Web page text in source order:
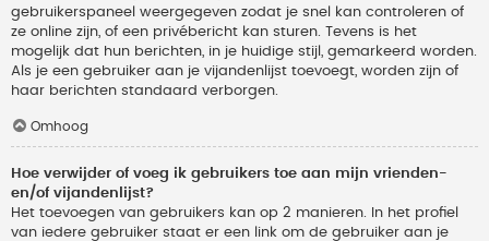
gebruikerspaneel weergegeven zodat je snel kan controleren of
ze online zijn, of een privébericht kan sturen. Tevens is het
mogelijk dat hun berichten, in je huidige stijl, gemarkeerd worden.
Als je een gebruiker aan je vijandenlijst toevoegt, worden zijn of
haar berichten standaard verborgen.
Omhoog
Hoe verwijder of voeg ik gebruikers toe aan mijn vrienden-
en/of vijandenlijst?
Het toevoegen van gebruikers kan op 2 manieren. In het profiel
van iedere gebruiker staat er een link om de gebruiker aan je